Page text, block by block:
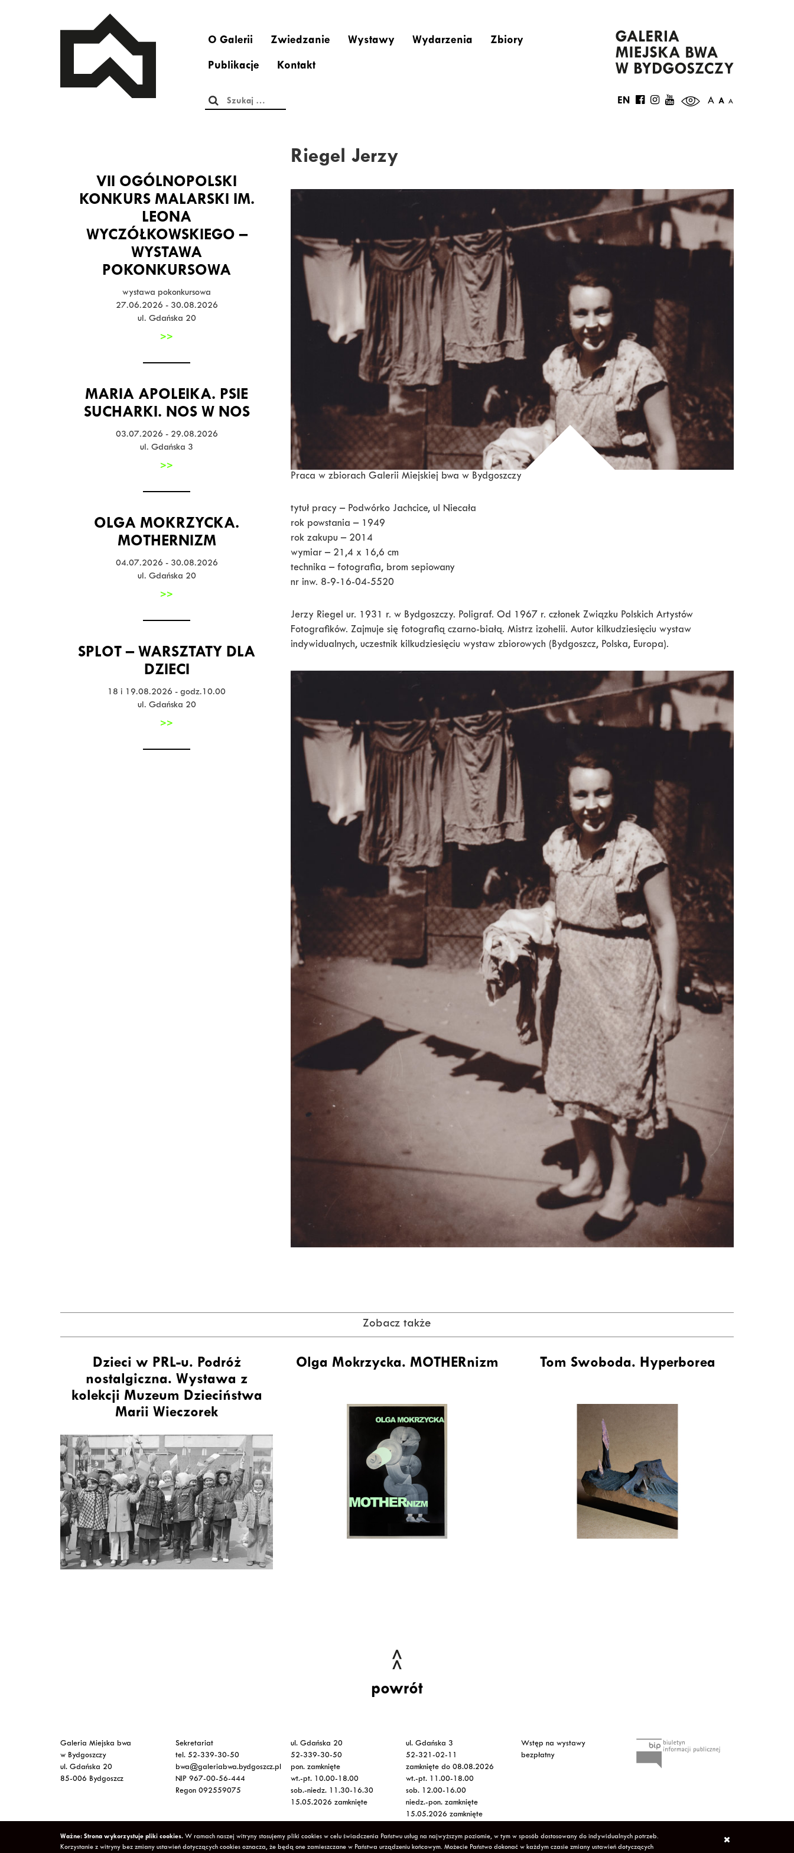
O Galerii Zwiedzanie Wystawy Wydarzenia Zbiory
Publikacje Kontakt
Szukaj: A A A
EN
VII OGÓLNOPOLSKI
KONKURS MALARSKI IM.
LEONA
WYCZÓŁKOWSKIEGO –
WYSTAWA
POKONKURSOWA
wystawa pokonkursowa
27.06.2026 - 30.08.2026
ul. Gdańska 20
>>
MARIA APOLEIKA. PSIE
SUCHARKI. NOS W NOS
03.07.2026 - 29.08.2026
ul. Gdańska 3
>>
OLGA MOKRZYCKA.
MOTHERNIZM
04.07.2026 - 30.08.2026
ul. Gdańska 20
>>
SPLOT – WARSZTATY DLA
DZIECI
18 i 19.08.2026 - godz.10.00
ul. Gdańska 20
>>
Riegel Jerzy
Praca w zbiorach Galerii Miejskiej bwa w Bydgoszczy
tytuł pracy – Podwórko Jachcice, ul Niecała
rok powstania – 1949
rok zakupu – 2014
wymiar – 21,4 x 16,6 cm
technika – fotografia, brom sepiowany
nr inw. 8-9-16-04-5520
Jerzy Riegel ur. 1931 r. w Bydgoszczy. Poligraf. Od 1967 r. członek Związku Polskich Artystów
Fotografików. Zajmuje się fotografią czarno-białą. Mistrz izohelii. Autor kilkudziesięciu wystaw
indywidualnych, uczestnik kilkudziesięciu wystaw zbiorowych (Bydgoszcz, Polska, Europa).
Zobacz także
Dzieci w PRL-u. Podróż
nostalgiczna. Wystawa z
kolekcji Muzeum Dzieciństwa
Marii Wieczorek
Olga Mokrzycka. MOTHERnizm Tom Swoboda. Hyperborea
powrót
Galeria Miejska bwa
w Bydgoszczy
ul. Gdańska 20
85-006 Bydgoszcz
Sekretariat
tel. 52-339-30-50
bwa@galeriabwa.bydgoszcz.pl
NIP 967-00-56-444
Regon 092559075
ul. Gdańska 20
52-339-30-50
pon. zamknięte
wt.-pt. 10.00-18.00
sob.-niedz. 11.30-16.30
15.05.2026 zamknięte
ul. Gdańska 3
52-321-02-11
zamknięte do 08.08.2026
wt.-pt. 11.00-18.00
sob. 12.00-16.00
niedz.-pon. zamknięte
15.05.2026 zamknięte
Wstęp na wystawy
bezpłatny
Copyright © 2026 Galeria Miejska bwa w Bydgoszczy Polityka Prywatności Deklaracja Dostępności
Mapa strony
Ważne: Strona wykorzystuje pliki cookies. W ramach naszej witryny stosujemy pliki cookies w celu świadczenia Państwu usług na najwyższym poziomie, w tym w sposób dostosowany do indywidualnych potrzeb.
Korzystanie z witryny bez zmiany ustawień dotyczących cookies oznacza, że będą one zamieszczane w Państwa urządzeniu końcowym. Możecie Państwo dokonać w każdym czasie zmiany ustawień dotyczących